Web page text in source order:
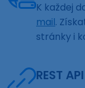
K každej
mail.
stránky i
REST